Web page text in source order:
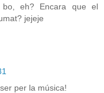
eh? Encara que el
jejeje
per la música!